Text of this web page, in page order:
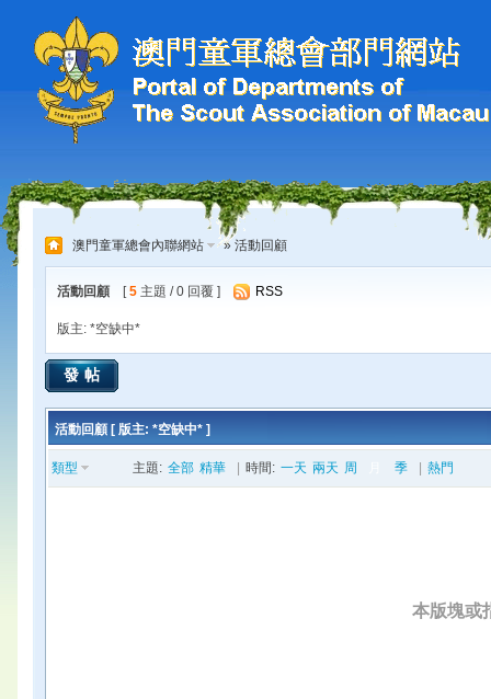
澳門童軍總會內聯網站 » 活動回顧
活動回顧 [5 主題 / 0 回覆 ] RSS
版主: *空缺中*
發帖
活動回顧 [ 版主: *空缺中* ]
類型 主題: 全部 精華 時間: 一天 兩天 周 季 熱門
本版塊或